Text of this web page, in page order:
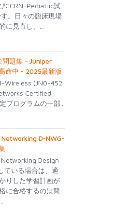
CCRN-Pediatric試
。日々の臨床現場
に見直し、...
題集－Juniper
命中 - 2025最新版
Wireless (JN0-452
Certified
プログラムの一部...
Networking D-NWG-
Design
ている場合は、適
りした学習計画が
に合格するのは簡